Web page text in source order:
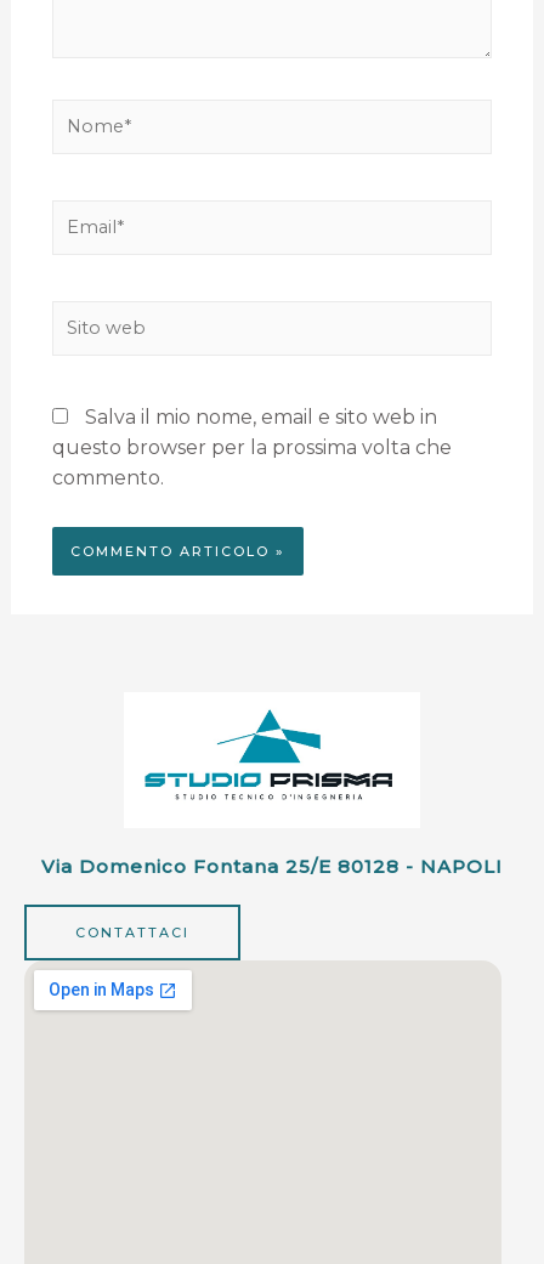
Salva il mio nome, email e sito web in
questo browser per la prossima volta che
commento.
Via Domenico Fontana 25/e 80128 - NAPOLI
CONTATTACI